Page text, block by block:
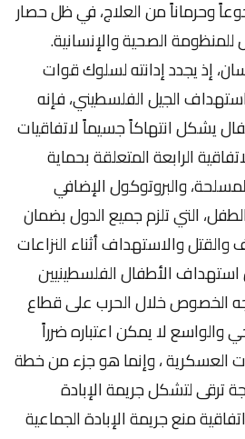
وحرماناً من العلاج، في ظل حصار
الصحية والإنسانية.
إذ يجدد إدانته لسلوك قوات
الجيل الفلسطيني، فإنه
يشكل انتهاكاً جسيماً لاتفاقيات
الرابعة المتعلقة بحماية
والبروتوكول الإضافي
التي تلزم جميع الدول بضمان
والاستهداف أثناء النزاعات
الأطفال الفلسطينيين
الخصوص خلال الحرب على قطاع
والواسع لا يمكن اعتباره ضرراً
العسكرية ، وإنما هو جزء من خطة
لتشكل جريمة الإبادة
منع جريمة الإبادة الجماعية